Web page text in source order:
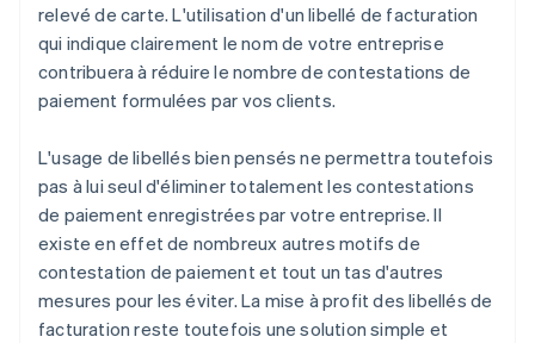
relevé de carte. L'utilisation d'un libellé de facturation
qui indique clairement le nom de votre entreprise
contribuera à réduire le nombre de contestations de
paiement formulées par vos clients.
L'usage de libellés bien pensés ne permettra toutefois
pas à lui seul d'éliminer totalement les contestations
de paiement enregistrées par votre entreprise. Il
existe en effet de nombreux autres motifs de
contestation de paiement et tout un tas d'autres
mesures pour les éviter. La mise à profit des libellés de
facturation reste toutefois une solution simple et